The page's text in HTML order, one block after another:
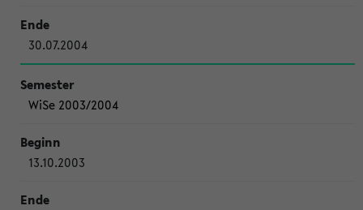
30.07.2004
WiSe 2003/2004
13.10.2003